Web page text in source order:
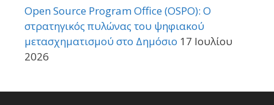
Open Source Program Office (OSPO): Ο
στρατηγικός πυλώνας του ψηφιακού
μετασχηματισμού στο Δημόσιο 17 Ιουλίου
2026